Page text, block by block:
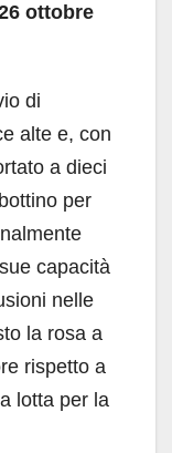
ottobre
di
alte e, con
a dieci
per
capacità
nelle
la rosa a
rispetto a
lotta per la